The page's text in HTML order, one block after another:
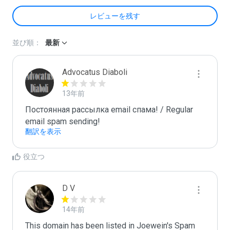
レビューを残す
並び順： 最新
Advocatus Diaboli
13年前
Постоянная рассылка email спама! / Regular
email spam sending!
翻訳を表示
役立つ
D V
14年前
This domain has been listed in Joewein's Spam